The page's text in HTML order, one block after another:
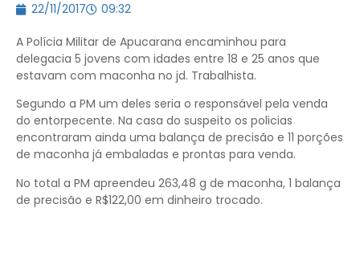
22/11/2017 09:32
A Polícia Militar de Apucarana encaminhou para
delegacia 5 jovens com idades entre 18 e 25 anos que
estavam com maconha no jd. Trabalhista.
Segundo a PM um deles seria o responsável pela venda
do entorpecente. Na casa do suspeito os policias
encontraram ainda uma balança de precisão e 11 porções
de maconha já embaladas e prontas para venda.
No total a PM apreendeu 263,48 g de maconha, 1 balança
de precisão e R$122,00 em dinheiro trocado.